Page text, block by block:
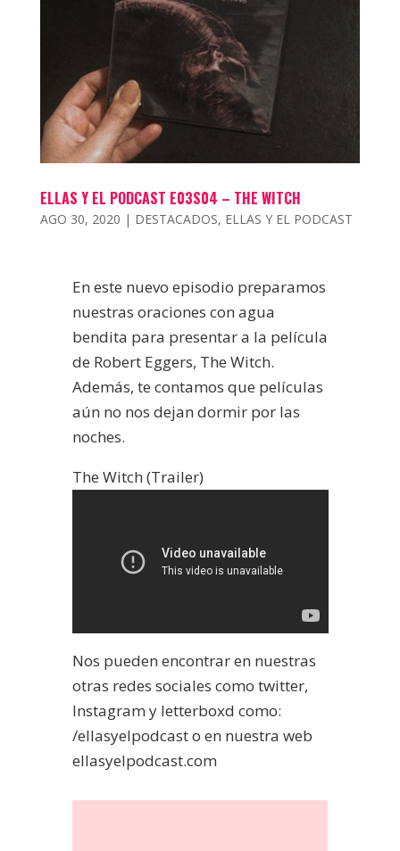
ELLAS Y EL PODCAST E03S04 – THE WITCH
AGO 30, 2020 | DESTACADOS, ELLAS Y EL PODCAST
En este nuevo episodio preparamos
nuestras oraciones con agua
bendita para presentar a la película
de Robert Eggers, The Witch.
Además, te contamos que películas
aún no nos dejan dormir por las
noches.
The Witch (Trailer)
Nos pueden encontrar en nuestras
otras redes sociales como twitter,
Instagram y letterboxd como:
/ellasyelpodcast o en nuestra web
ellasyelpodcast.com